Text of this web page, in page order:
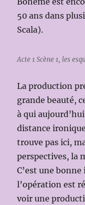
50 ans dans
Scala).
Acte 1 Scène 1, les
La production
grande beauté,
à qui
distance
trouve pas ici,
perspectives, la
C’est une
l’opération est
voir une